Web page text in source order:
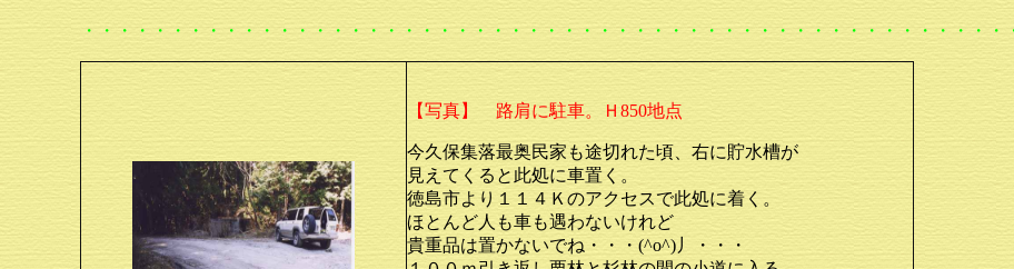
・・・・・・・・・・・・・・・・・・・・・・・・・・・・・・・・・・・・・・・・・・・・・・・・・・・
【写真】 路肩に駐車。Ｈ850地点
今久保集落最奥民家も途切れた頃、右に貯水槽が
見えてくると此処に車置く。
徳島市より１１４Ｋのアクセスで此処に着く。
ほとんど人も車も遇わないけれど
貴重品は置かないでね・・・(^o^)丿・・・